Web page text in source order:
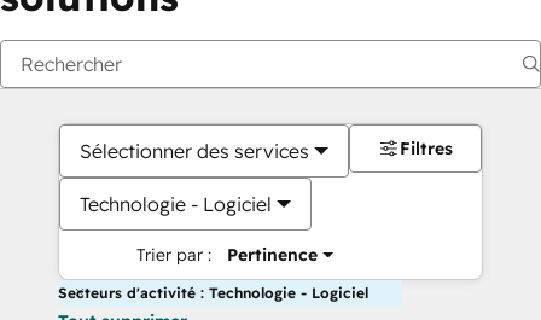
Sélectionner des services
Technologie - Logiciel
Trier par : Pertinence
Filtres
Secteurs d'activité : Technologie - Logiciel